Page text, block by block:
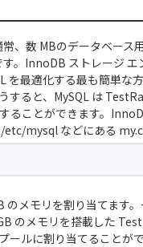
、数 MBのデータベース
。InnoDB ストレージ
を最適化する最も簡単な
すると、MySQL は
ることができます。
mysql などにある
メモリを割り当てます
のメモリを搭載した
ルに割り当てることがで